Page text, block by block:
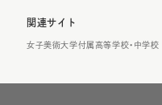
関連サイト
女子美術大学付属高等学校・中学校